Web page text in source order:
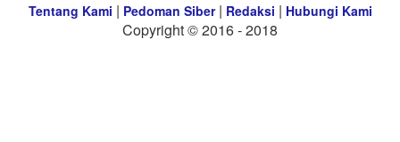
Tentang Kami | Pedoman Siber| Redaksi | Hubungi Kami
Copyright © 2016 - 2018